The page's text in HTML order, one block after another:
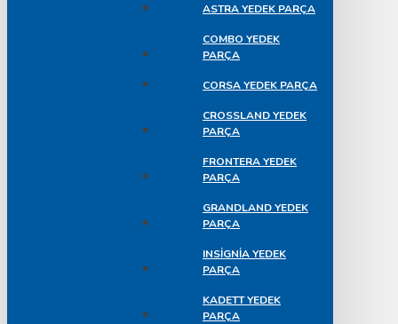
ASTRA YEDEK PARÇA
COMBO YEDEK
PARÇA
CORSA YEDEK PARÇA
CROSSLAND YEDEK
PARÇA
FRONTERA YEDEK
PARÇA
GRANDLAND YEDEK
PARÇA
INSIGNIA YEDEK
PARÇA
KADETT YEDEK
PARÇA